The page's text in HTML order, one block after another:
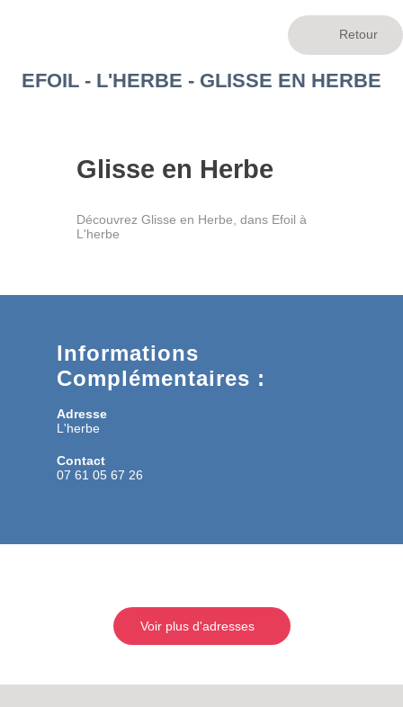
EFOIL - L'HERBE - GLISSE EN HERBE
Glisse en Herbe
Découvrez Glisse en Herbe, dans Efoil à
L'herbe
Informations
Complémentaires :
Adresse
L'herbe
Contact
07 61 05 67 26
Voir plus d'adresses